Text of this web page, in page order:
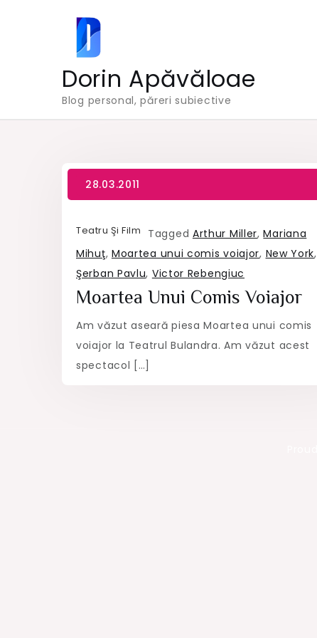
Dorin Apăvăloae
Blog personal, păreri subiective
Teatru Şi Film Tagged Arthur Miller,Mariana
Mihuţ, Moartea unui comis voiajor, New York,
Şerban Pavlu, Victor Rebengiuc
Moartea Unui Comis Voiajor
Am văzut aseară piesa Moartea unui comis
voiajor la Teatrul Bulandra. Am văzut acest
spectacol […]